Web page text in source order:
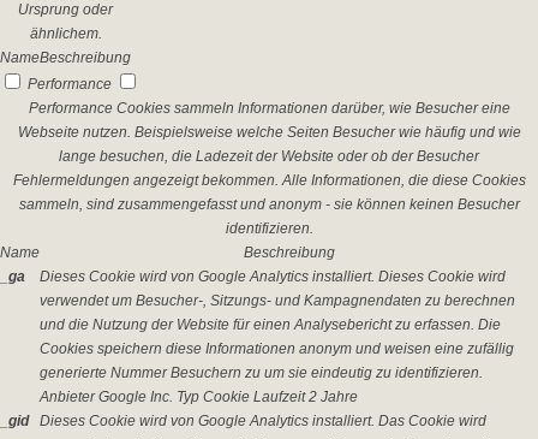
Ursprung oder
ähnlichem.
NameBeschreibung
Performance
Performance Cookies sammeln Informationen darüber, wie Besucher eine
Webseite nutzen. Beispielsweise welche Seiten Besucher wie häufig und wie
lange besuchen, die Ladezeit der Website oder ob der Besucher
Fehlermeldungen angezeigt bekommen. Alle Informationen, die diese Cookies
sammeln, sind zusammengefasst und anonym - sie können keinen Besucher
identifizieren.
Name
Beschreibung
_ga
Dieses Cookie wird von Google Analytics installiert. Dieses Cookie wird
verwendet um Besucher-, Sitzungs- und Kampagnendaten zu berechnen
und die Nutzung der Website für einen Analysebericht zu erfassen. Die
Cookies speichern diese Informationen anonym und weisen eine zufällig
generierte Nummer Besuchern zu um sie eindeutig zu identifizieren.
Anbieter Google Inc. Typ Cookie Laufzeit 2 Jahre
_gid
Dieses Cookie wird von Google Analytics installiert. Das Cookie wird